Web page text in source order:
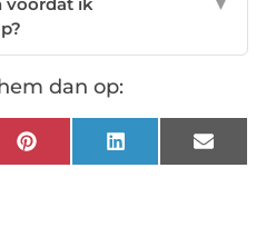
voordat ik
▼
dan op:
Pinterest LinkedIn Email